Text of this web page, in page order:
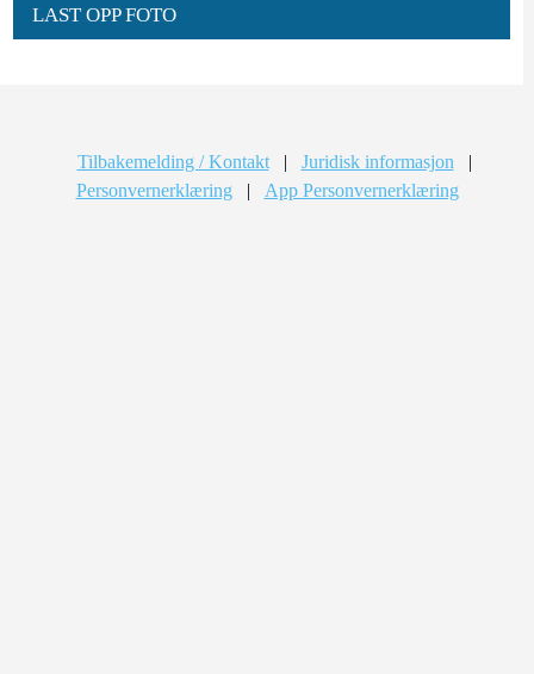
LAST OPP FOTO
Tilbakemelding / Kontakt | Juridisk informasjon
|
Personvernerklæring
| App Personvernerklæring